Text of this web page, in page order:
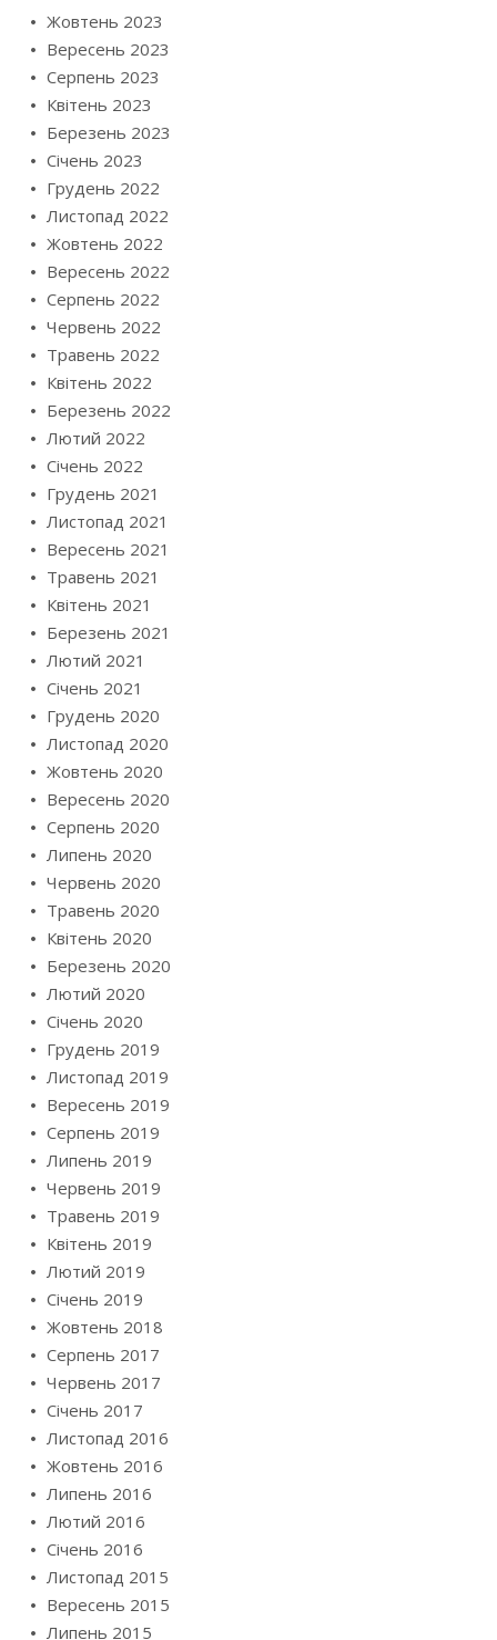
Жовтень 2023
Вересень 2023
Серпень 2023
Квітень 2023
Березень 2023
Січень 2023
Грудень 2022
Листопад 2022
Жовтень 2022
Вересень 2022
Серпень 2022
Червень 2022
Травень 2022
Квітень 2022
Березень 2022
Лютий 2022
Січень 2022
Грудень 2021
Листопад 2021
Вересень 2021
Травень 2021
Квітень 2021
Березень 2021
Лютий 2021
Січень 2021
Грудень 2020
Листопад 2020
Жовтень 2020
Вересень 2020
Серпень 2020
Липень 2020
Червень 2020
Травень 2020
Квітень 2020
Березень 2020
Лютий 2020
Січень 2020
Грудень 2019
Листопад 2019
Вересень 2019
Серпень 2019
Липень 2019
Червень 2019
Травень 2019
Квітень 2019
Лютий 2019
Січень 2019
Жовтень 2018
Серпень 2017
Червень 2017
Січень 2017
Листопад 2016
Жовтень 2016
Липень 2016
Лютий 2016
Січень 2016
Листопад 2015
Вересень 2015
Липень 2015